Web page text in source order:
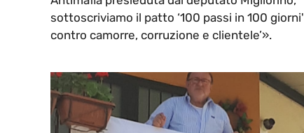
sottoscriviamo il patto ‘100 passi in 100 giorni'
contro camorre, corruzione e clientele’».